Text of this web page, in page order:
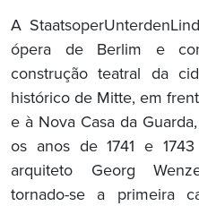
A
ópera de Berlim e
construção teatral da
histórico de Mitte, em
e à Nova Casa da
os anos de 1741 e
arquiteto Georg
tornado-se a primeira